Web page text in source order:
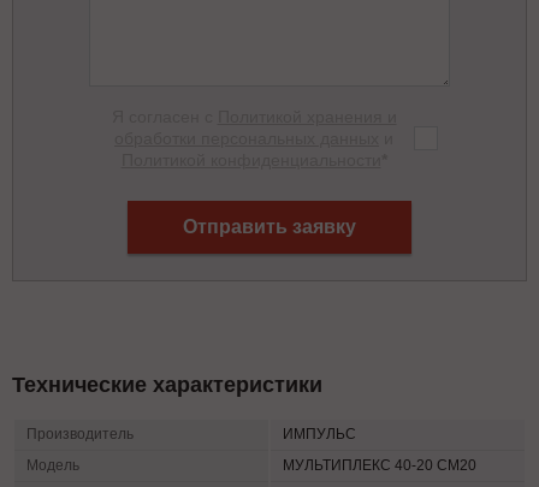
Отправить заявку
Технические характеристики
Производитель
ИМПУЛЬС
Модель
МУЛЬТИПЛЕКС 40-20 СМ20